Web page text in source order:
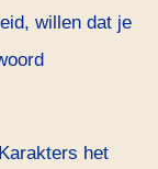
willen dat je
het